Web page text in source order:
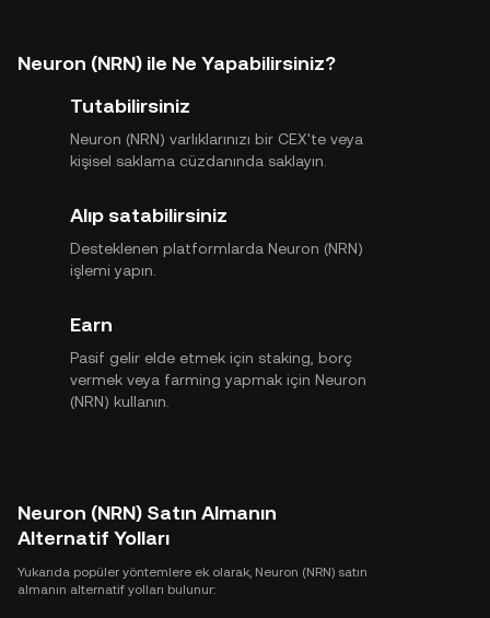
Neuron (NRN) ile Ne Yapabilirsiniz?
Tutabilirsiniz
Neuron (NRN) varlıklarınızı bir CEX'te veya
kişisel saklama cüzdanında saklayın.
Alıp satabilirsiniz
Desteklenen platformlarda Neuron (NRN)
işlemi yapın.
Earn
Pasif gelir elde etmek için staking, borç
vermek veya farming yapmak için Neuron
(NRN) kullanın.
Neuron (NRN) Satın Almanın
Alternatif Yolları
Yukarıda popüler yöntemlere ek olarak, Neuron (NRN) satın
almanın alternatif yolları bulunur: